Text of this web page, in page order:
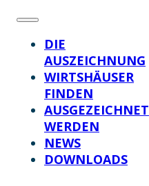
DIE
AUSZEICHNUNG
WIRTSHÄUSER
FINDEN
AUSGEZEICHNET
WERDEN
NEWS
DOWNLOADS